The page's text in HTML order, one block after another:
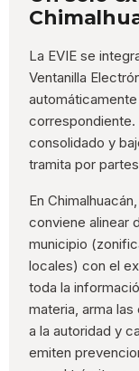
La EVIE se
Ventanilla
consolidado y
tramita por
En
conviene alinear
municipio
locales) con el
toda la
materia, arma
a la autoridad y
emiten